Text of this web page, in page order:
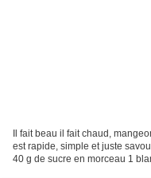
Il fait beau il fait chaud,
est rapide, simple et juste
40 g de sucre en morceau 1